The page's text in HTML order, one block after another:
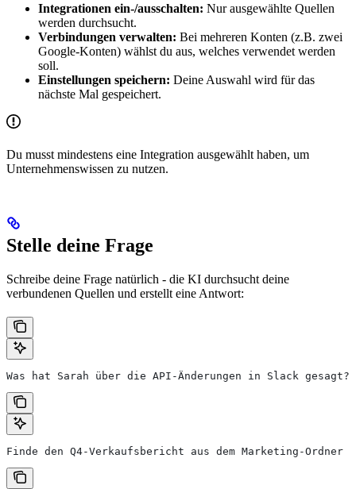
Integrationen ein-/ausschalten: Nur ausgewählte Quellen
werden durchsucht.
Verbindungen verwalten: Bei mehreren Konten (z.B. zwei
Google-Konten) wählst du aus, welches verwendet werden
soll.
Einstellungen speichern: Deine Auswahl wird für das
nächste Mal gespeichert.
Du musst mindestens eine Integration ausgewählt haben, um
Unternehmenswissen zu nutzen.
Stelle deine Frage
Schreibe deine Frage natürlich - die KI durchsucht deine
verbundenen Quellen und erstellt eine Antwort:
Was hat Sarah über die API-Änderungen in Slack gesagt?
Finde den Q4-Verkaufsbericht aus dem Marketing-Ordner